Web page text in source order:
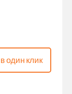
один клик